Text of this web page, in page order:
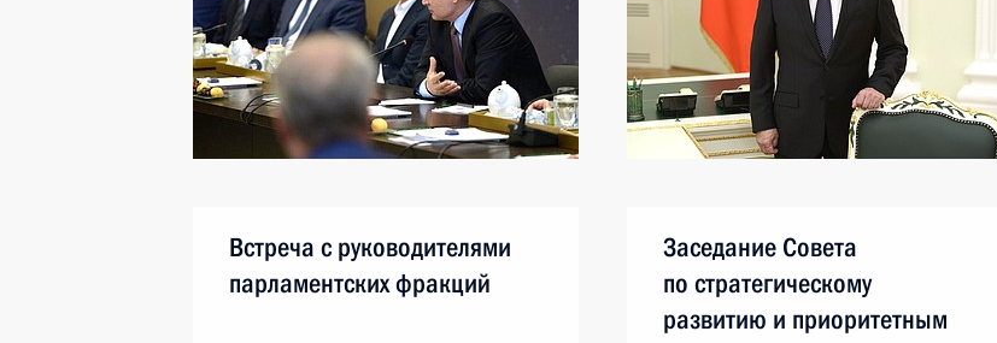
Встреча с руководителями
парламентских фракций
Заседание Совета
по стратегическому
развитию и приоритетным